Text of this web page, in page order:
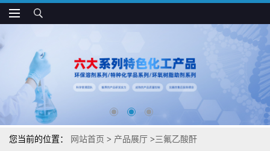
您当前的位置： 网站首页 > 产品展厅 >三氟乙酸酐